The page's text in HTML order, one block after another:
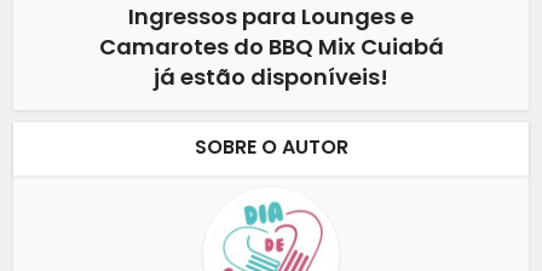
Ingressos para Lounges e
Camarotes do BBQ Mix Cuiabá
já estão disponíveis!
SOBRE O AUTOR